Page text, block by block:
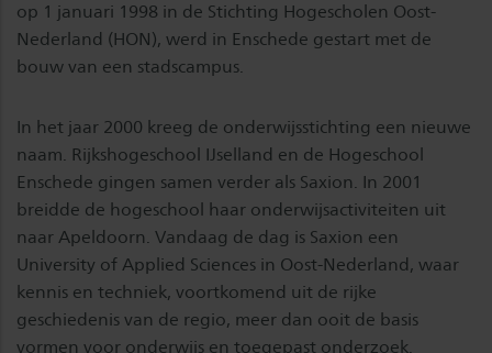
op 1 januari 1998 in de Stichting Hogescholen Oost-
Nederland (HON), werd in Enschede gestart met de
bouw van een stadscampus.
In het jaar 2000 kreeg de onderwijsstichting een nieuwe
naam. Rijkshogeschool IJselland en de Hogeschool
Enschede gingen samen verder als Saxion. In 2001
breidde de hogeschool haar onderwijsactiviteiten uit
naar Apeldoorn. Vandaag de dag is Saxion een
University of Applied Sciences in Oost-Nederland, waar
kennis en techniek, voortkomend uit de rijke
geschiedenis van de regio, meer dan ooit de basis
vormen voor onderwijs en toegepast onderzoek.